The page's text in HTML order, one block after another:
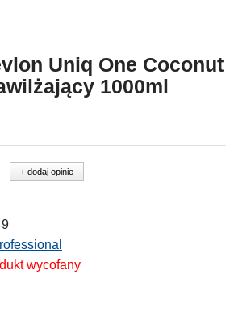
Uniq One Coconut
1000ml
+ dodaj opinie
wycofany